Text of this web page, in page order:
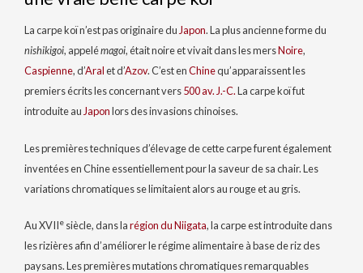
La carpe koï n’est pas originaire du Japon. La plus ancienne forme du
nishikigoi, appelémagoi, était noire et vivait dans les mersNoire,
Caspienne, d’Aralet d’Azov. C’est enChinequ’apparaissent les
premiers écrits les concernant vers500 av. J.-C.La carpe koï fut
introduite au Japonlors des invasions chinoises.
Les premières techniques d’élevage de cette carpe furent également
inventées en Chine essentiellement pour la saveur de sa chair. Les
variations chromatiques se limitaient alors au rouge et au gris.
AuXVIIe siècle, dans larégion du Niigata, la carpe est introduite dans
les rizières afin d’améliorer le régime alimentaire à base de riz des
paysans. Les premières mutations chromatiques remarquables